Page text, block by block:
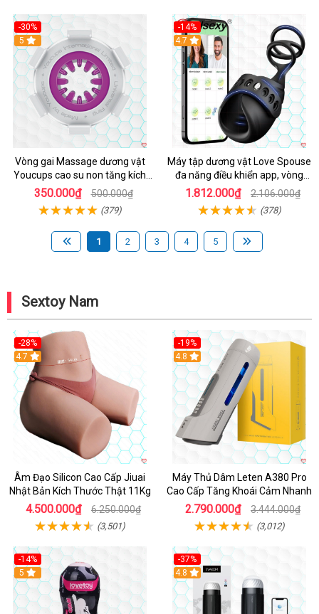
-30%
5
Vòng gai Massage dương vật
Youcups cao su non tăng kích
thước
350.000₫ 500.000₫
(379)
-14%
4.7
Máy tập dương vật Love Spouse
đa năng điều khiển app, vòng
đeo siêu tiện
1.812.000₫ 2.106.000₫
(378)
1 2 3 4 5
Sextoy Nam
-28%
4.7
Âm Đạo Silicon Cao Cấp Jiuai
Nhật Bản Kích Thước Thật 11Kg
4.500.000₫ 6.250.000₫
(3,501)
-19%
Hot
4.8
Máy Thủ Dâm Leten A380 Pro
Cao Cấp Tăng Khoái Cảm Nhanh
2.790.000₫ 3.444.000₫
(3,012)
-14%
Hot
5
-37%
4.8